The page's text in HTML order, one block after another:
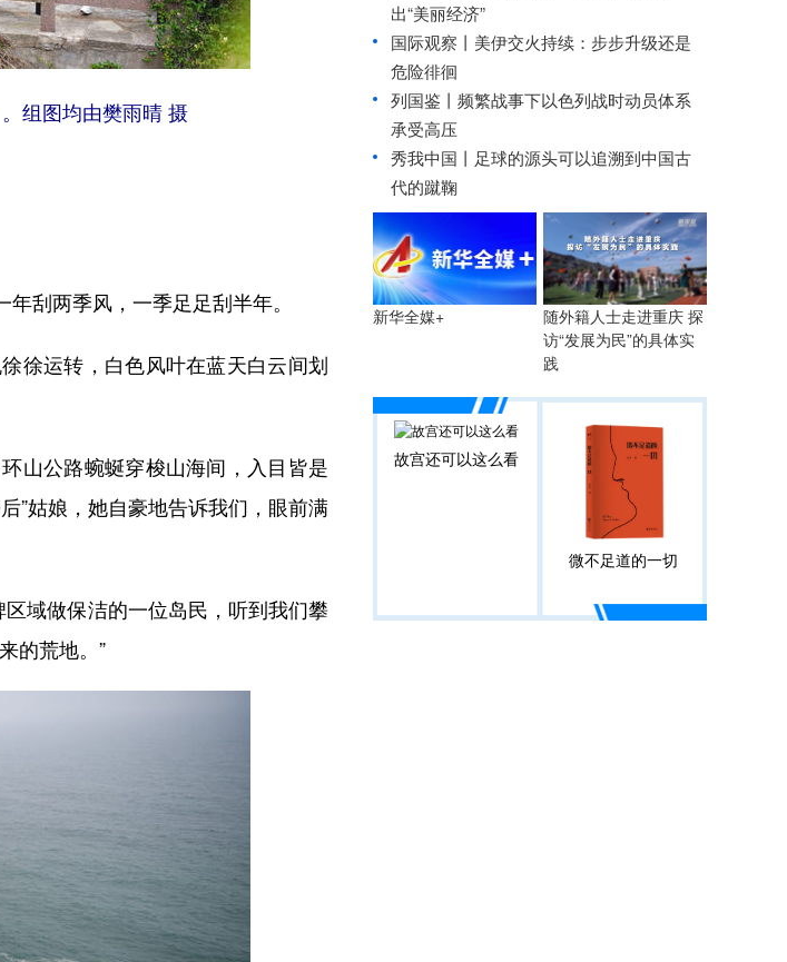
组图均由樊雨晴 摄
刮两季风，一季足足刮半年。
徐运转，白色风叶在蓝天白云间划
山公路蜿蜒穿梭山海间，入目皆是
”姑娘，她自豪地告诉我们，眼前满
域做保洁的一位岛民，听到我们攀
的荒地。”
出“美丽经济”
国际观察丨 美伊交火持续：步步升级还是
危险徘徊
列国鉴丨频繁战事下以色列战时动员体系
承受高压
秀我中国丨 足球的源头可以追溯到中国古
代的蹴鞠
新华全媒+
随外籍人士走进重庆 探
访“发展为民”的具体实
践
故宫还可以这么看
微不足道的一切